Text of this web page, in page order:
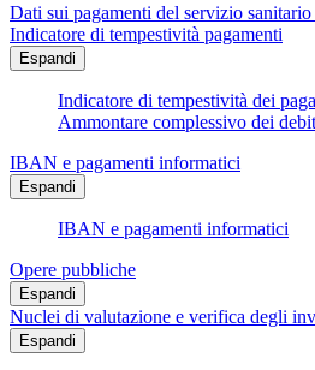
Dati sui pagamenti del servizio
Indicatore di tempestività pagamenti
Espandi
Indicatore di tempestività dei
Ammontare complessivo dei
IBAN e pagamenti informatici
Espandi
IBAN e pagamenti informatici
Opere pubbliche
Espandi
Nuclei di valutazione e verifica degli
Espandi